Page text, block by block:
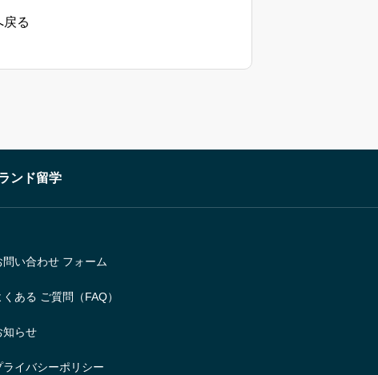
戻る
ンド留学
問い合わせ フォーム
くある ご質問（FAQ）
知らせ
ライバシーポリシー